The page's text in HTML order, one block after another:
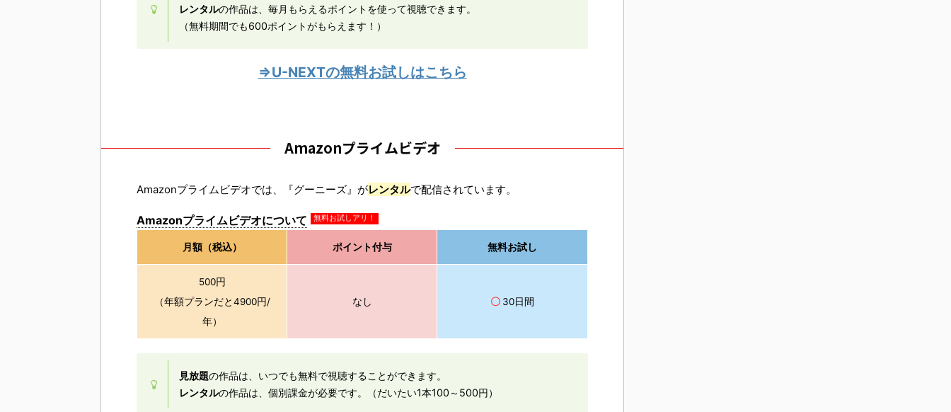
レンタルの作品は、毎月もらえるポイントを使って視聴できます。
（無料期間でも600ポイントがもらえます！）
⇒U-NEXTの無料お試しはこちら
Amazonプライムビデオ
Amazonプライムビデオでは、『グーニーズ』がレンタルで配信されています。
Amazonプライムビデオについて 無料お試しアリ！
月額（税込） ポイント付与 無料お試し
500円
（年額プランだと4900円/
年）
なし 〇 30日間
見放題の作品は、いつでも無料で視聴することができます。
レンタルの作品は、個別課金が必要です。（だいたい1本100～500円）